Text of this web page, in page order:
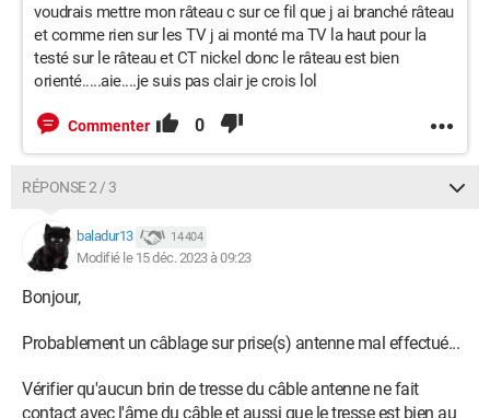
voudrais mettre mon râteau c sur ce fil que j ai branché râteau
et comme rien sur les TV j ai monté ma TV la haut pour la
testé sur le râteau et CT nickel donc le râteau est bien
orienté.....aie....je suis pas clair je crois lol
Commenter 0
RÉPONSE 2 / 3
baladur13 14 404
Modifié le 15 déc. 2023 à 09:23
Bonjour,
Probablement un câblage sur prise(s) antenne mal effectué...
Vérifier qu'aucun brin de tresse du câble antenne ne fait
contact avec l'âme du câble et aussi que le tresse est bien au